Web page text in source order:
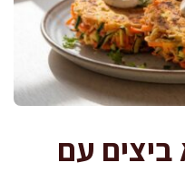
ביצים עם